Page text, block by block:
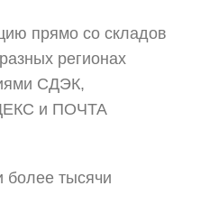
прямо со складов
регионах
СДЭК,
и ПОЧТА
более тысячи